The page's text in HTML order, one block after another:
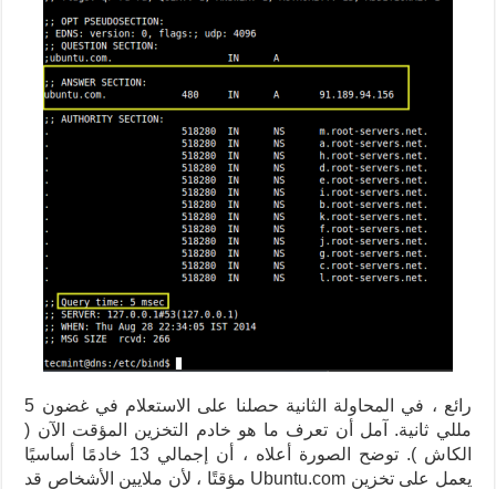
رائع ، في المحاولة الثانية حصلنا على الاستعلام في غضون 5
مللي ثانية. آمل أن تعرف ما هو خادم التخزين المؤقت الآن (
الكاش ). توضح الصورة أعلاه ، أن إجمالي 13 خادمًا أساسيًا
يعمل على تخزين Ubuntu.com مؤقتًا ، لأن ملايين الأشخاص قد